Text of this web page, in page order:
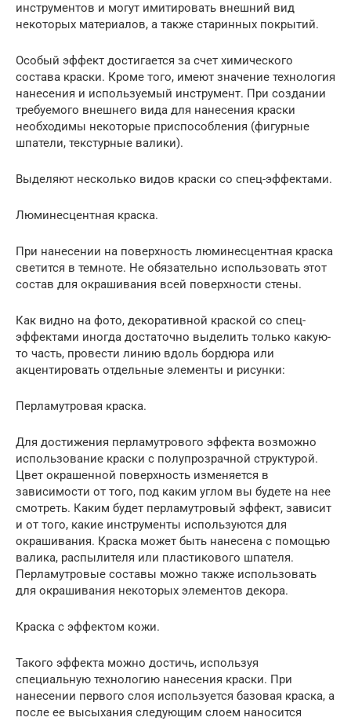
инструментов и могут имитировать внешний вид
некоторых материалов, а также старинных покрытий.
Особый эффект достигается за счет химического
состава краски. Кроме того, имеют значение технология
нанесения и используемый инструмент. При создании
требуемого внешнего вида для нанесения краски
необходимы некоторые приспособления (фигурные
шпатели, текстурные валики).
Выделяют несколько видов краски со спец-эффектами.
Люминесцентная краска.
При нанесении на поверхность люминесцентная краска
светится в темноте. Не обязательно использовать этот
состав для окрашивания всей поверхности стены.
Как видно на фото, декоративной краской со спец-
эффектами иногда достаточно выделить только какую-
то часть, провести линию вдоль бордюра или
акцентировать отдельные элементы и рисунки:
Перламутровая краска.
Для достижения перламутрового эффекта возможно
использование краски с полупрозрачной структурой.
Цвет окрашенной поверхность изменяется в
зависимости от того, под каким углом вы будете на нее
смотреть. Каким будет перламутровый эффект, зависит
и от того, какие инструменты используются для
окрашивания. Краска может быть нанесена с помощью
валика, распылителя или пластикового шпателя.
Перламутровые составы можно также использовать
для окрашивания некоторых элементов декора.
Краска с эффектом кожи.
Такого эффекта можно достичь, используя
специальную технологию нанесения краски. При
нанесении первого слоя используется базовая краска, а
после ее высыхания следующим слоем наносится